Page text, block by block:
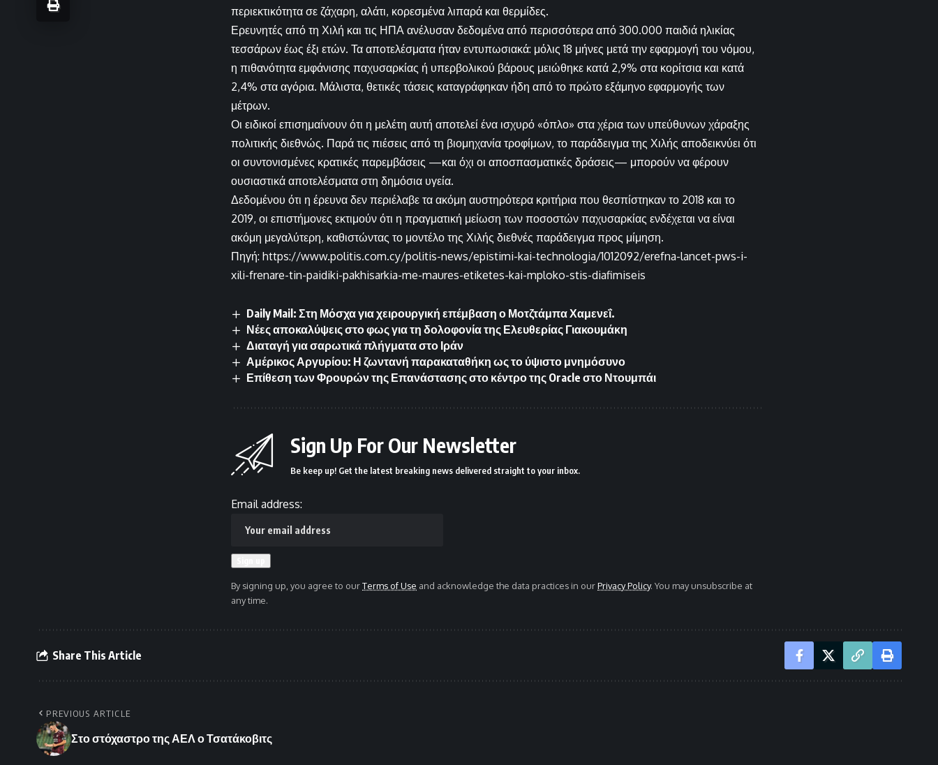
περιεκτικότητα σε ζάχαρη, αλάτι, κορεσμένα λιπαρά και θερμίδες.
Ερευνητές από τη Χιλή και τις ΗΠΑ ανέλυσαν δεδομένα από περισσότερα από 300.000 παιδιά ηλικίας
τεσσάρων έως έξι ετών. Τα αποτελέσματα ήταν εντυπωσιακά: μόλις 18 μήνες μετά την εφαρμογή του νόμου,
η πιθανότητα εμφάνισης παχυσαρκίας ή υπερβολικού βάρους μειώθηκε κατά 2,9% στα κορίτσια και κατά
2,4% στα αγόρια. Μάλιστα, θετικές τάσεις καταγράφηκαν ήδη από το πρώτο εξάμηνο εφαρμογής των
μέτρων.
Οι ειδικοί επισημαίνουν ότι η μελέτη αυτή αποτελεί ένα ισχυρό «όπλο» στα χέρια των υπεύθυνων χάραξης
πολιτικής διεθνώς. Παρά τις πιέσεις από τη βιομηχανία τροφίμων, το παράδειγμα της Χιλής αποδεικνύει ότι
οι συντονισμένες κρατικές παρεμβάσεις —και όχι οι αποσπασματικές δράσεις— μπορούν να φέρουν
ουσιαστικά αποτελέσματα στη δημόσια υγεία.
Δεδομένου ότι η έρευνα δεν περιέλαβε τα ακόμη αυστηρότερα κριτήρια που θεσπίστηκαν το 2018 και το
2019, οι επιστήμονες εκτιμούν ότι η πραγματική μείωση των ποσοστών παχυσαρκίας ενδέχεται να είναι
ακόμη μεγαλύτερη, καθιστώντας το μοντέλο της Χιλής διεθνές παράδειγμα προς μίμηση.
Πηγή: https://www.politis.com.cy/politis-news/epistimi-kai-technologia/1012092/erefna-lancet-pws-i-
xili-frenare-tin-paidiki-pakhisarkia-me-maures-etiketes-kai-mploko-stis-diafimiseis
Daily Mail: Στη Μόσχα για χειρουργική επέμβαση ο Μοτζτάμπα Χαμενεΐ.
Νέες αποκαλύψεις στο φως για τη δολοφονία της Ελευθερίας Γιακουμάκη
Διαταγή για σαρωτικά πλήγματα στο Ιράν
Αμέρικος Αργυρίου: Η ζωντανή παρακαταθήκη ως το ύψιστο μνημόσυνο
Επίθεση των Φρουρών της Επανάστασης στο κέντρο της Oracle στο Ντουμπάι
Sign Up For Our Newsletter
Be keep up! Get the latest breaking news delivered straight to your inbox.
Email address:
By signing up, you agree to ourTerms of Use and acknowledge the data practices in ourPrivacy Policy. You may unsubscribe at
any time.
Share This Article
PREVIOUS ARTICLE
Στο στόχαστρο της ΑΕΛ ο Τσατάκοβιτς